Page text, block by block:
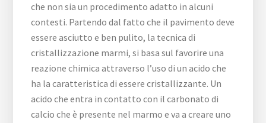
che non sia un procedimento adatto in alcuni
contesti. Partendo dal fatto che il pavimento deve
essere asciutto e ben pulito, la tecnica di
cristallizzazione marmi, si basa sul favorire una
reazione chimica attraverso l’uso di un acido che
ha la caratteristica di essere cristallizzante. Un
acido che entra in contatto con il carbonato di
calcio che è presente nel marmo e va a creare uno